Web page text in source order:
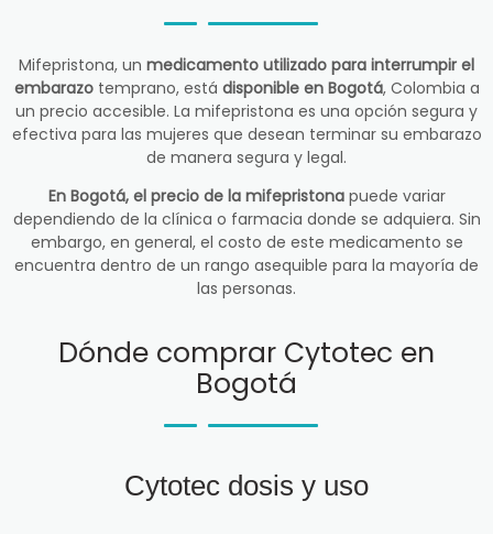
Mifepristona, un medicamento utilizado para interrumpir el
embarazotemprano, está disponible en Bogotá, Colombia a
un precio accesible. La mifepristona es una opción segura y
efectiva para las mujeres que desean terminar su embarazo
de manera segura y legal.
En Bogotá, el precio de la mifepristonapuede variar
dependiendo de la clínica o farmacia donde se adquiera. Sin
embargo, en general, el costo de este medicamento se
encuentra dentro de un rango asequible para la mayoría de
las personas.
Dónde comprar Cytotec en
Bogotá
Cytotec dosis y uso